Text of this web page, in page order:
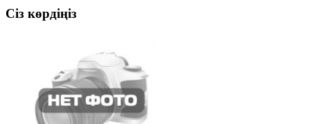
Сіз көрдіңіз